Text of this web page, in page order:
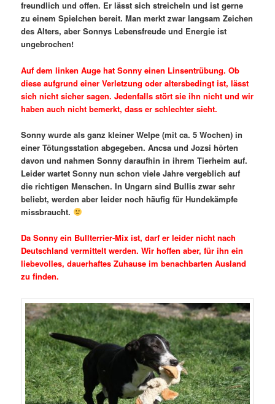
freundlich und offen. Er lässt sich streicheln und ist gerne
zu einem Spielchen bereit. Man merkt zwar langsam Zeichen
des Alters, aber Sonnys Lebensfreude und Energie ist
ungebrochen!
Auf dem linken Auge hat Sonny einen Linsentrübung. Ob
diese aufgrund einer Verletzung oder altersbedingt ist, lässt
sich nicht sicher sagen. Jedenfalls stört sie ihn nicht und wir
haben auch nicht bemerkt, dass er schlechter sieht.
Sonny wurde als ganz kleiner Welpe (mit ca. 5 Wochen) in
einer Tötungsstation abgegeben. Ancsa und Jozsi hörten
davon und nahmen Sonny daraufhin in ihrem Tierheim auf.
Leider wartet Sonny nun schon viele Jahre vergeblich auf
die richtigen Menschen. In Ungarn sind Bullis zwar sehr
beliebt, werden aber leider noch häufig für Hundekämpfe
missbraucht.
Da Sonny ein Bullterrier-Mix ist, darf er leider nicht nach
Deutschland vermittelt werden. Wir hoffen aber, für ihn ein
liebevolles, dauerhaftes Zuhause im benachbarten Ausland
zu finden.